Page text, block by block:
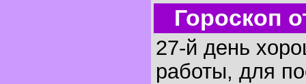
Гороскоп
27-й день
работы, для